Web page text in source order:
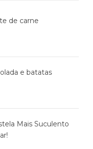
de carne
e batatas
Mais Suculento